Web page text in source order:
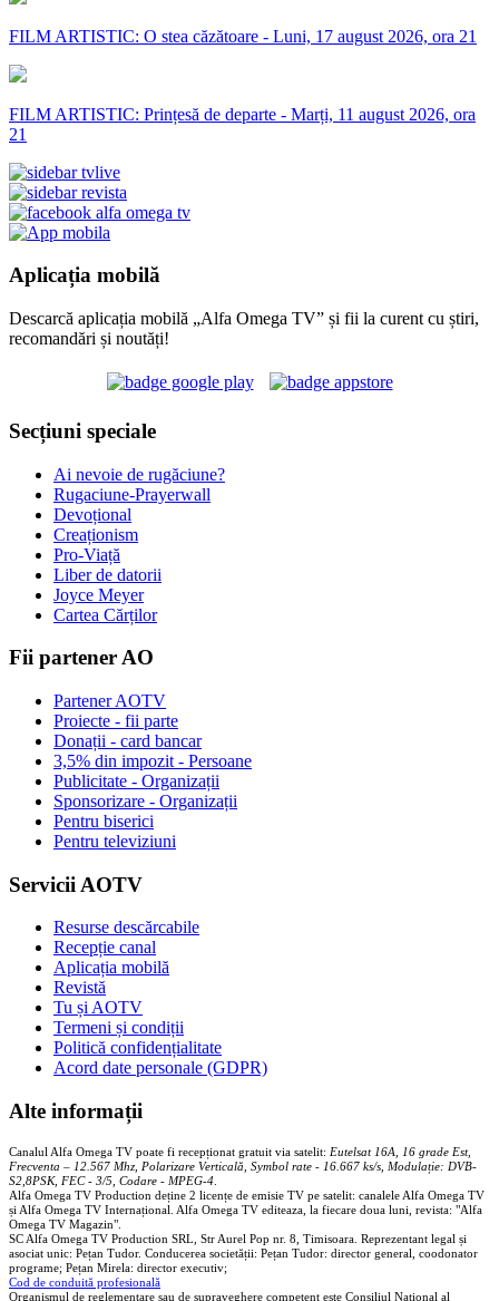
FILM ARTISTIC: O stea căzătoare - Luni, 17 august 2026, ora 21
FILM ARTISTIC: Prințesă de departe - Marți, 11 august 2026, ora
21
Aplicația mobilă
Descarcă aplicația mobilă „Alfa Omega TV” și fii la curent cu știri,
recomandări și noutăți!
Secțiuni speciale
Ai nevoie de rugăciune?
Rugaciune-Prayerwall
Devoțional
Creaționism
Pro-Viață
Liber de datorii
Joyce Meyer
Cartea Cărților
Fii partener AO
Partener AOTV
Proiecte - fii parte
Donații - card bancar
3,5% din impozit - Persoane
Publicitate - Organizații
Sponsorizare - Organizații
Pentru biserici
Pentru televiziuni
Servicii AOTV
Resurse descărcabile
Recepție canal
Aplicația mobilă
Revistă
Tu și AOTV
Termeni și condiții
Politică confidențialitate
Acord date personale (GDPR)
Alte informații
Canalul Alfa Omega TV poate fi recepționat gratuit via satelit: Eutelsat 16A, 16 grade Est,
Frecventa – 12.567 Mhz, Polarizare Verticală, Symbol rate - 16.667 ks/s, Modulație: DVB-
S2,8PSK, FEC - 3/5, Codare - MPEG-4
Alfa Omega TV Production deține 2 licențe de emisie TV pe satelit: canalele Alfa Omega TV
și Alfa Omega TV Internațional. Alfa Omega TV editeaza, la fiecare doua luni, revista: "Alfa
Omega TV Magazin".
SC Alfa Omega TV Production SRL, Str Aurel Pop nr. 8, Timisoara. Reprezentant legal și
asociat unic: Pețan Tudor. Conducerea societății: Pețan Tudor: director general, coodonator
programe; Pețan Mirela: director executiv;
Cod de conduită profesională
Organismul de reglementare sau de supraveghere competent este Consiliul National al